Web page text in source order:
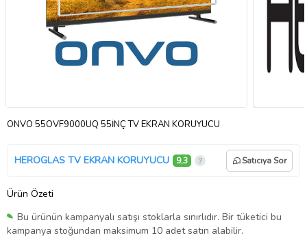
ONVO 55OVF9000UQ 55İNÇ TV EKRAN KORUYUCU
HEROGLAS TV EKRAN KORUYUCU 9,3 Satıcıya Sor
Ürün Özeti
Bu ürünün kampanyalı satışı stoklarla sınırlıdır. Bir tüketici bu
kampanya stoğundan maksimum 10 adet satın alabilir.